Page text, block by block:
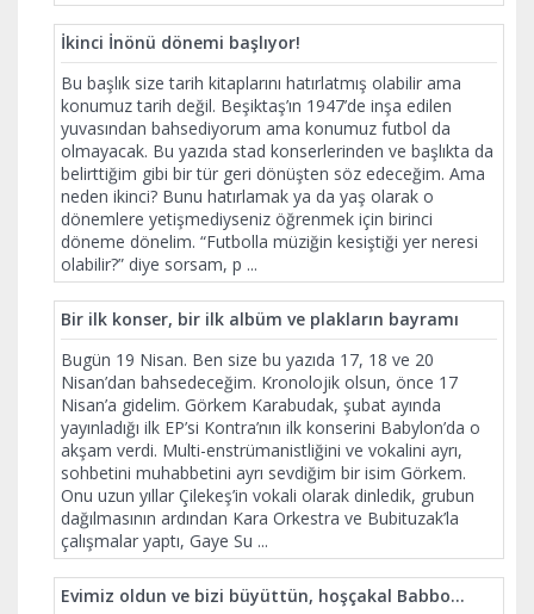
İkinci İnönü dönemi başlıyor!
Bu başlık size tarih kitaplarını hatırlatmış olabilir ama
konumuz tarih değil. Beşiktaş’ın 1947’de inşa edilen
yuvasından bahsediyorum ama konumuz futbol da
olmayacak. Bu yazıda stad konserlerinden ve başlıkta da
belirttiğim gibi bir tür geri dönüşten söz edeceğim. Ama
neden ikinci? Bunu hatırlamak ya da yaş olarak o
dönemlere yetişmediyseniz öğrenmek için birinci
döneme dönelim. “Futbolla müziğin kesiştiği yer neresi
olabilir?” diye sorsam, p ...
Bir ilk konser, bir ilk albüm ve plakların bayramı
Bugün 19 Nisan. Ben size bu yazıda 17, 18 ve 20
Nisan’dan bahsedeceğim. Kronolojik olsun, önce 17
Nisan’a gidelim. Görkem Karabudak, şubat ayında
yayınladığı ilk EP’si Kontra’nın ilk konserini Babylon’da o
akşam verdi. Multi-enstrümanistliğini ve vokalini ayrı,
sohbetini muhabbetini ayrı sevdiğim bir isim Görkem.
Onu uzun yıllar Çilekeş’in vokali olarak dinledik, grubun
dağılmasının ardından Kara Orkestra ve Bubituzak’la
çalışmalar yaptı, Gaye Su ...
Evimiz oldun ve bizi büyüttün, hoşçakal Babbo…